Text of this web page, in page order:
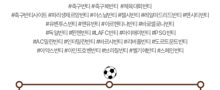
#축구반티 #축구복반티 #체육대회반티
#축구반티사이트 #파리생제르망반티 #아스날반티 #첼시반티 #레알마드리드반티 #맨시티반티
#유벤투스반티 #맨유반티 #아르헨티나반티 #바로셀로나반티
#독일반티 #뮌헨반티 #LAFC반티 #마이애미반티 #PSG반티
#AC밀란반티 #인터밀란반티 #바르샤반티 #리버풀반티 #도르트문트반티
#아약스반티 #아인트호벤반티 #브라질반티 #벨기에반티 #스페인반티